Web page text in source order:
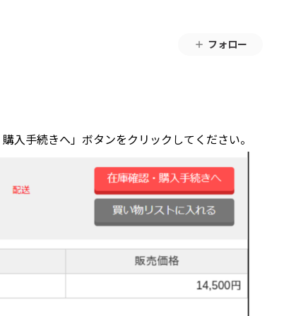
フォロー
入手続きへ」ボタンをクリックしてください。